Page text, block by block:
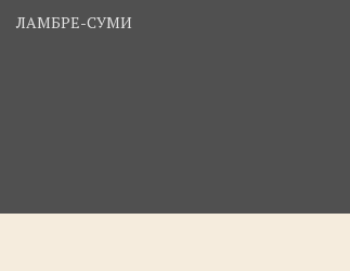
ЛАМБРЕ-СУМИ